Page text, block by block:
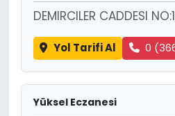
DEMIRCILER CADDESI
Yol Tarifi Al 0
Yüksel Eczanesi